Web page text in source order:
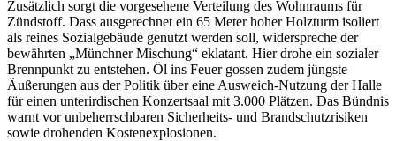
Zusätzlich sorgt die vorgesehene Verteilung des Wohnraums für
Zündstoff. Dass ausgerechnet ein 65 Meter hoher Holzturm isoliert
als reines Sozialgebäude genutzt werden soll, widerspreche der
bewährten „Münchner Mischung“ eklatant. Hier drohe ein sozialer
Brennpunkt zu entstehen. Öl ins Feuer gossen zudem jüngste
Äußerungen aus der Politik über eine Ausweich-Nutzung der Halle
für einen unterirdischen Konzertsaal mit 3.000 Plätzen. Das Bündnis
warnt vor unbeherrschbaren Sicherheits- und Brandschutzrisiken
sowie drohenden Kostenexplosionen.